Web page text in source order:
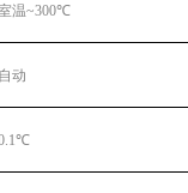
温~300℃
自动